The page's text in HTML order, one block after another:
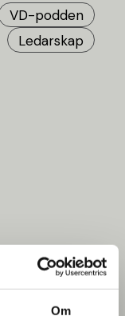
Om
VD-podden
Ledarskap